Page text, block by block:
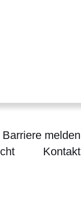
Barriere melden
Kontakt